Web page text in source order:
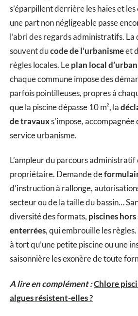
s’éparpillent derrière les haies et
une part non négligeable passe
l’abri des regards administratifs.
souvent ducode de l’urbanismeet
règles locales. Leplan local
chaque commune impose des
parfois pointilleuses, propres à
que la piscine dépasse 10 m², la
de travauxs’impose, accompagnée
service urbanisme.
L’ampleur du parcours administratif
propriétaire. Demande de
d’instruction à rallonge,
secteur ou de la taille du bassin…
diversité des formats, piscines
enterrées, qui embrouille les
à tort qu’une petite piscine ou une
saisonnière les exonère de toute
A lire en complément :Chlore
algues résistent-elles ?